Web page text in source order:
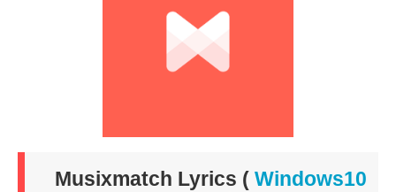
Musixmatch Lyrics ( Windows10